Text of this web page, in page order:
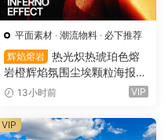
平面素材 · 潮流物料 · 必下推荐
辉焰熔岩 热光炽热琥珀色熔
岩橙辉焰氛围尘埃颗粒海报封
面设计PSD特效样机 Glow Inf
13小时前 VIP
VIP